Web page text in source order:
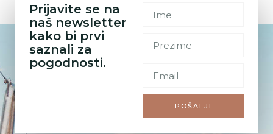
Prijavite se na
naš newsletter
kako bi prvi
saznali za
pogodnosti.
POŠALJI